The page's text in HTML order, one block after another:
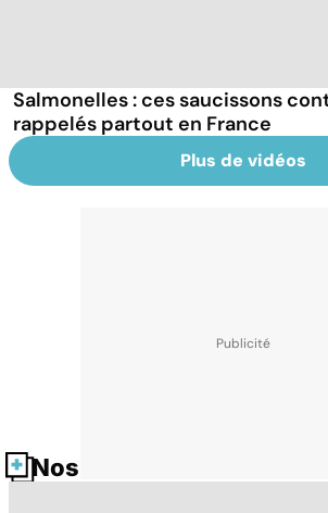
Salmonelles : ces saucissons
rappelés partout en France
Plus de vidéos
Nos fiches santé